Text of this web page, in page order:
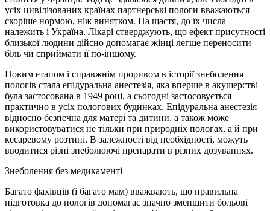
усіх цивілізованих країнах партнерські пологи вважаються
скоріше нормою, ніж винятком. На щастя, до їх числа
належить і Україна. Лікарі стверджують, що ефект присутності
близької людини дійсно допомагає жінці легше переносити
біль чи сприймати її по-іншому.
Новим етапом і справжнім проривом в історії знеболення
пологів стала епідуральна анестезія, яка вперше в акушерстві
була застосована в 1949 році, а сьогодні застосовується
практично в усіх пологових будинках. Епідуральна анестезія
відносно безпечна для матері та дитини, а також може
використовуватися не тільки при природніх пологах, а й при
кесаревому розтині. В залежності від необхідності, можуть
вводитися різні знеболюючі препарати в різних дозуваннях.
Знеболення без медикаменті
Багато фахівців (і багато мам) вважвають, що правильна
підготовка до пологів допомагає значно зменшити больові